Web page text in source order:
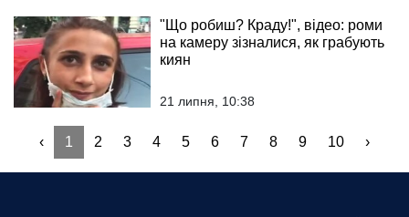
"Що робиш? Краду!", відео: роми
на камеру зізналися, як грабують
киян
21 липня, 10:38
‹ 1 2 3 4 5 6 7 8 9 10 ›